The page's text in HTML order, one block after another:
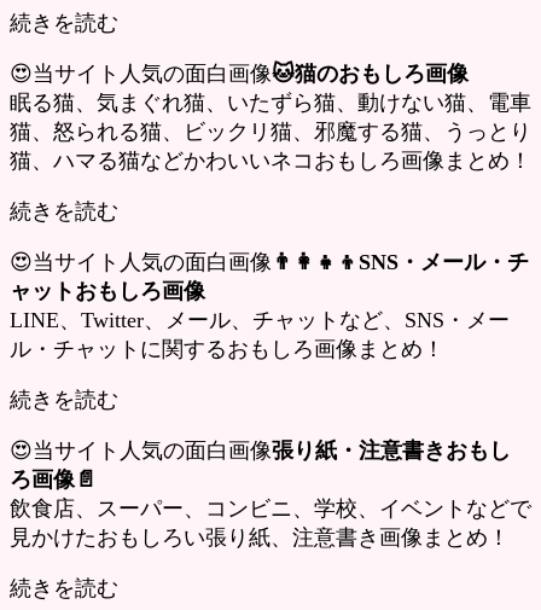
続きを読む
😍当サイト人気の面白画像🐱猫のおもしろ画像
眠る猫、気まぐれ猫、いたずら猫、動けない猫、電車
猫、怒られる猫、ビックリ猫、邪魔する猫、うっとり
猫、ハマる猫などかわいいネコおもしろ画像まとめ！
続きを読む
😍当サイト人気の面白画像 👨‍👩‍👧‍👦SNS・メール・チ
ャットおもしろ画像
LINE、Twitter、メール、チャットなど、SNS・メー
ル・チャットに関するおもしろ画像まとめ！
続きを読む
😍当サイト人気の面白画像張り紙・注意書きおもし
ろ画像📄
飲食店、スーパー、コンビニ、学校、イベントなどで
見かけたおもしろい張り紙、注意書き画像まとめ！
続きを読む